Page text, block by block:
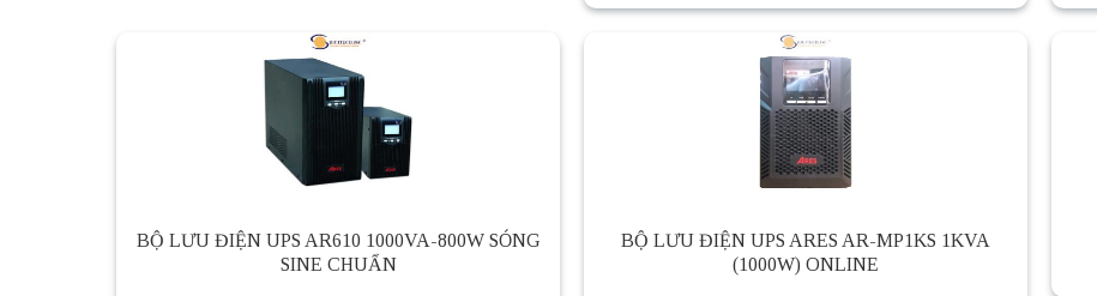
BỘ LƯU ĐIỆN UPS AR610 1000VA-800W SÓNG
SINE CHUẨN
BỘ LƯU ĐIỆN UPS ARES AR-MP1KS 1KVA
(1000W) ONLINE